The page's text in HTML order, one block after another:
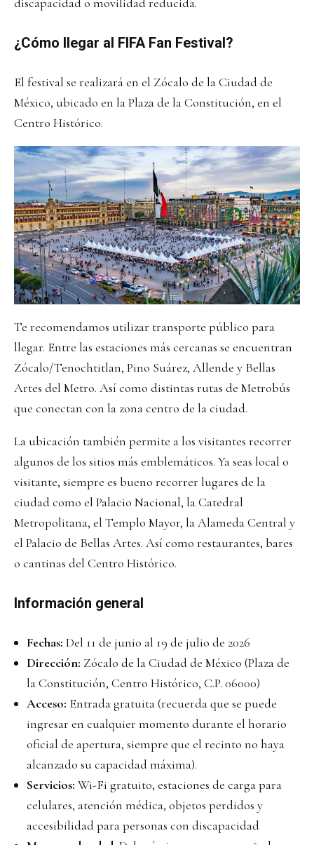
discapacidad o movilidad reducida.
¿Cómo llegar al FIFA Fan Festival?
El festival se realizará en el Zócalo de la Ciudad de
México, ubicado en la Plaza de la Constitución, en el
Centro Histórico.
Te recomendamos utilizar transporte público para
llegar. Entre las estaciones más cercanas se encuentran
Zócalo/Tenochtitlan, Pino Suárez, Allende y Bellas
Artes del Metro. Así como distintas rutas de Metrobús
que conectan con la zona centro de la ciudad.
La ubicación también permite a los visitantes recorrer
algunos de los sitios más emblemáticos. Ya seas local o
visitante, siempre es bueno recorrer lugares de la
ciudad como el Palacio Nacional, la Catedral
Metropolitana, el Templo Mayor, la Alameda Central y
el Palacio de Bellas Artes. Así como restaurantes, bares
o cantinas del Centro Histórico.
Información general
Fechas: Del 11 de junio al 19 de julio de 2026
Dirección: Zócalo de la Ciudad de México (Plaza de
la Constitución, Centro Histórico, C.P. 06000)
Acceso: Entrada gratuita (recuerda que se puede
ingresar en cualquier momento durante el horario
oficial de apertura, siempre que el recinto no haya
alcanzado su capacidad máxima).
Servicios: Wi-Fi gratuito, estaciones de carga para
celulares, atención médica, objetos perdidos y
accesibilidad para personas con discapacidad